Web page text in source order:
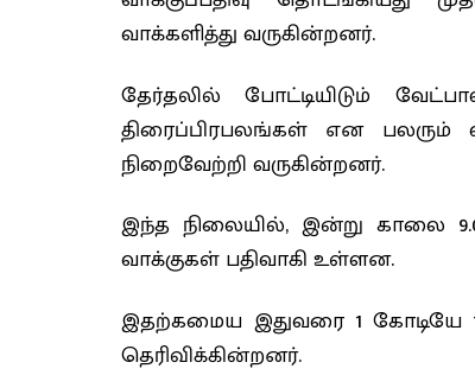
வாக்களித்து வருகின்றனர்.
தேர்தலில் போட்டியிடும்
திரைப்பிரபலங்கள் என
நிறைவேற்றி வருகின்றனர்.
இந்த நிலையில், இன்று காலை
வாக்குகள் பதிவாகி உள்ளன.
இதற்கமைய இதுவரை 1 கோடியே
தெரிவிக்கின்றனர்.